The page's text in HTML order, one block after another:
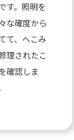
す。照明を
な確度から
て、へこみ
理されたこ
確認しま